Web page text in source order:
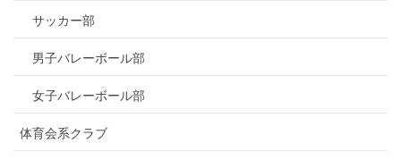
サッカー部
男子バレーボール部
女子バレーボール部
体育会系クラブ